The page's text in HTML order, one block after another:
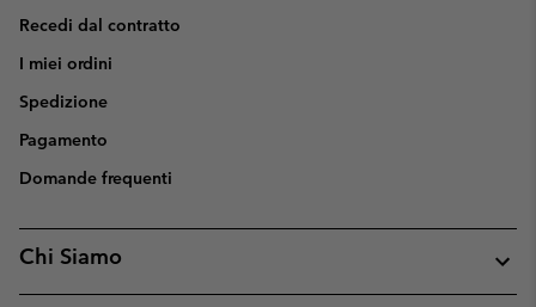
Recedi dal contratto
I miei ordini
Spedizione
Pagamento
Domande frequenti
Chi Siamo